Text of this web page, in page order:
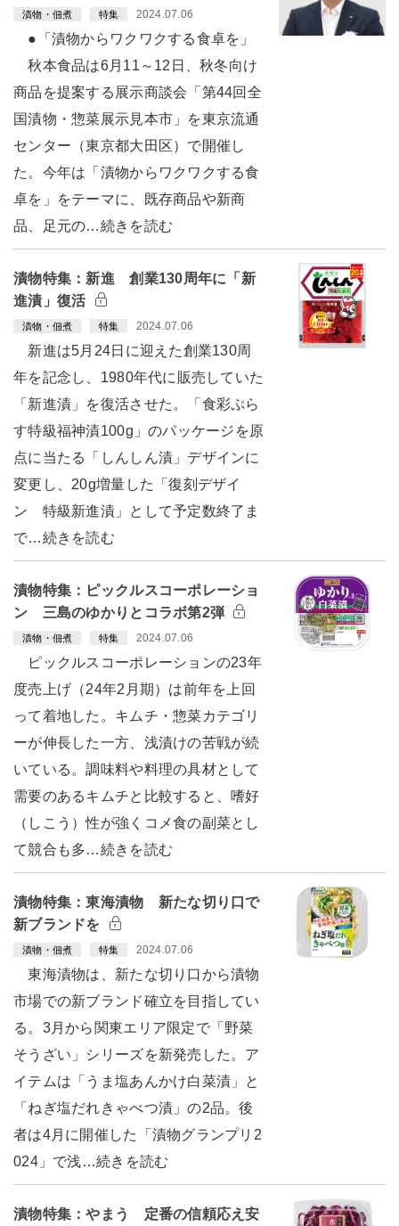
漬物・佃煮 特集 2024.07.06
●「漬物からワクワクする食卓を」
秋本食品は6月11～12日、秋冬向け
商品を提案する展示商談会「第44回全
国漬物・惣菜展示見本市」を東京流通
センター（東京都大田区）で開催し
た。今年は「漬物からワクワクする食
卓を」をテーマに、既存商品や新商
品、足元の…続きを読む
漬物特集：新進 創業130周年に「新
進漬」復活
漬物・佃煮 特集 2024.07.06
新進は5月24日に迎えた創業130周
年を記念し、1980年代に販売していた
「新進漬」を復活させた。「食彩ぷら
す特級福神漬100g」のパッケージを原
点に当たる「しんしん漬」デザインに
変更し、20g増量した「復刻デザイ
ン 特級新進漬」として予定数終了ま
で…続きを読む
漬物特集：ピックルスコーポレーショ
ン 三島のゆかりとコラボ第2弾
漬物・佃煮 特集 2024.07.06
ピックルスコーポレーションの23年
度売上げ（24年2月期）は前年を上回
って着地した。キムチ・惣菜カテゴリ
ーが伸長した一方、浅漬けの苦戦が続
いている。調味料や料理の具材として
需要のあるキムチと比較すると、嗜好
（しこう）性が強くコメ食の副菜とし
て競合も多…続きを読む
漬物特集：東海漬物 新たな切り口で
新ブランドを
漬物・佃煮 特集 2024.07.06
東海漬物は、新たな切り口から漬物
市場での新ブランド確立を目指してい
る。3月から関東エリア限定で「野菜
そうざい」シリーズを新発売した。ア
イテムは「うま塩あんかけ白菜漬」と
「ねぎ塩だれきゃべつ漬」の2品。後
者は4月に開催した「漬物グランプリ2
024」で浅…続きを読む
漬物特集：やまう 定番の信頼応え安